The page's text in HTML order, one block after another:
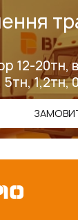
12-20тн,
5тн, 1,2тн,